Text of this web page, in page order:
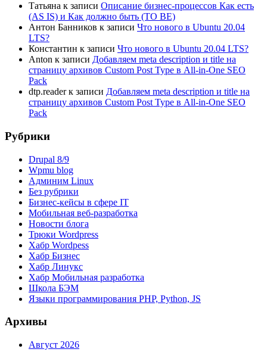
Татьяна к записи Описание бизнес-процессов Как есть
(AS IS) и Как должно быть (TO BE)
Антон Банников к записи Что нового в Ubuntu 20.04
LTS?
Константин к записи Что нового в Ubuntu 20.04 LTS?
Anton к записи Добавляем meta description и title на
страницу архивов Custom Post Type в All-in-One SEO
Pack
dtp.readerк записи Добавляем meta description и title на
страницу архивов Custom Post Type в All-in-One SEO
Pack
Рубрики
Drupal 8/9
Wpmu blog
Админим Linux
Без рубрики
Бизнес-кейсы в сфере IT
Мобильная веб-разработка
Новости блога
Трюки Wordpress
Хабр Wordpess
Хабр Бизнес
Хабр Линукс
Хабр Мобильная разработка
Школа БЭМ
Языки программирования PHP, Python, JS
Архивы
Август 2026